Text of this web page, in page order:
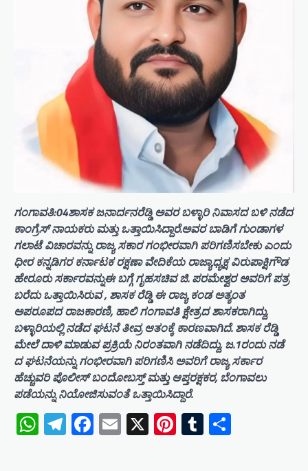
ಗಂಗಾವತಿ:04ಶಾಸಕ ಜನಾರ್ದನರೆಡ್ಡಿ ಅವರ ಬಳ್ಳಾರಿ ನಿವಾಸದ ಬಳಿ ನಡೆದ
ಕಾಂಗ್ರೆಸ್ ನಾಯಕರು ಮತ್ತು ಒತ್ತಾಯಿಸಿದ್ದಾರೆ.ಅವರ ಬಾಡಿಗೆ ಗುಂಡಾಗಳ
ಗಲಾಟೆ ವಿಚಾರವನ್ನು ರಾಜ್ಯ ಸಕಾರ ಗಂಭೀರವಾಗಿ ಪರಿಗಣಿಸಬೇಕು ಎಂದು
ಧೀರ ಕನ್ನಡಿಗರ ಕರ್ನಾಟಕ ರಕ್ಷಣಾ ವೇದಿಕೆಯ ರಾಜ್ಯಾಧ್ಯಕ್ಷ ವಿರುಪಾಕ್ಷಿಗೌಡ
ಹೇರೂರು ಸರ್ಕಾರವನ್ನುಈ ಬಗ್ಗೆ ಗೃಹಸಚಿವ ಜಿ. ಪರಮೇಶ್ವರ ಅವರಿಗೆ ಪತ್ರ
ಬರೆದು ಒತ್ತಾಯಿಸಿರುವ , ಶಾಸಕ ರೆಡ್ಡಿ ಈ ರಾಜ್ಯ ಕಂಡ ಅತ್ಯಂತ
ಅಪರೂಪದ ರಾಜಕಾರಣಿ, ಹಾಲಿ ಗಂಗಾವತಿ ಕ್ಷೇತ್ರದ ಶಾಸಕರಾಗಿದ್ದು,
ಬಳ್ಳಾರಿಯಲ್ಲಿ ನಡೆದ ಘಟನೆ ತೀವ್ರ ಆತಂಕ್ಕೆ ಕಾರಣವಾಗಿದೆ. ಶಾಸಕ ರೆಡ್ಡಿ
ಮೇಲೆ ದಾಳಿ ಮಾಡುವ ಪ್ರಕ್ರಿಯೆ ನಿರಂತವಾಗಿ ನಡೆದಿದ್ದು, ಜ.1ರ೦ದು ನಡೆ
ದ ಘಟನೆಯನ್ನು ಗಂಭೀರವಾಗಿ ಪರಿಗಣಿಸಿ ಅವರಿಗೆ ರಾಜ್ಯ ಸರ್ಕಾರ
ಹೆಚ್ಚುವರಿ ಪೊಲೀಸ್ ಬಂದೋಬಸ್ತ್ ಮತ್ತು ಆಪ್ತರಕ್ಷಕರ, ಬೆಂಗಾವಲು
ಪಡೆಯನ್ನು ನಿಯೋಜಿಸುವಂತೆ ಒತ್ತಾಯಿಸಿದ್ದಾರೆ.
WhatsApp
Telegram
Facebook
Email
X Pinterest
Tumblr